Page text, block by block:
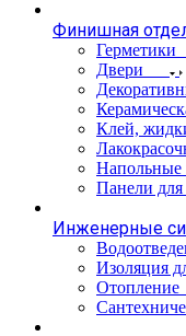
Финишная
Герметики
Двери
Клей,
Напольные
Панели
Инженерные
Изоляция
Отопление